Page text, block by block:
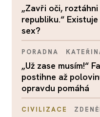
„Zavři oči,
republiku.“
sex?
PORADNA
„Už zase musím!“
postihne až
opravdu pomáhá
CIVILIZACE